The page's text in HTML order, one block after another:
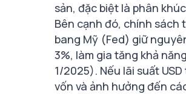
sản, đặc biệt là phân
Bên cạnh đó, chính sách
bang Mỹ (Fed) giữ
3%, làm gia tăng khả
1/2025). Nếu lãi suất
vốn và ảnh hưởng đến